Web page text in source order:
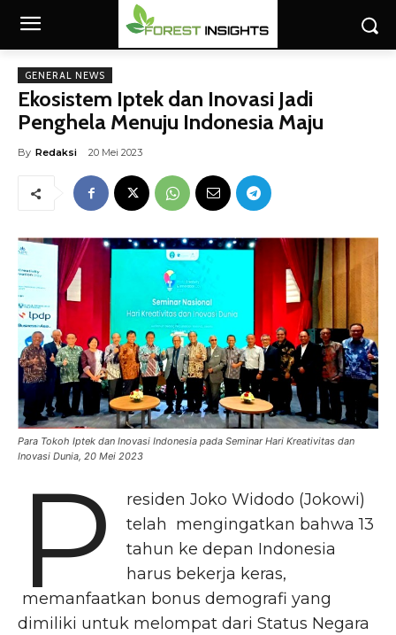
GENERAL NEWS
Ekosistem Iptek dan Inovasi Jadi
Penghela Menuju Indonesia Maju
By Redaksi 20 Mei 2023
Para Tokoh Iptek dan Inovasi Indonesia pada Seminar Hari Kreativitas dan
Inovasi Dunia, 20 Mei 2023
P
residen Joko Widodo (Jokowi)
telah mengingatkan bahwa 13
tahun ke depan Indonesia
harus bekerja keras,
memanfaatkan bonus demografi yang
dimiliki untuk melompat dari Status Negara